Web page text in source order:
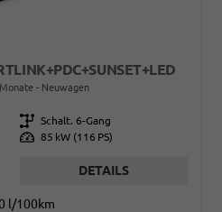
Neuwagen
Getriebe Schalt. 6-Gang
Leistung 85 kW (116 PS)
DETAILS
l/100km